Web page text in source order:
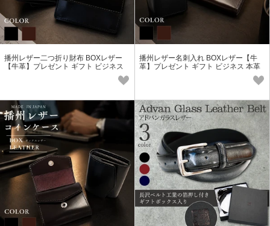
播州レザー二つ折り財布 BOXレザー
【牛革】プレゼント ギフト ビジネス
播州レザー名刺入れ BOXレザー【牛
革】プレゼント ギフト ビジネス 本革